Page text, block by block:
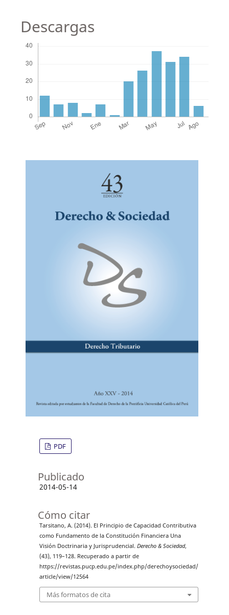
Descargas
PDF
Publicado
2014-05-14
Cómo citar
Tarsitano, A. (2014). El Principio de Capacidad Contributiva
como Fundamento de la Constitución Financiera Una
Visión Doctrinaria y Jurisprudencial. Derecho & Sociedad,
(43), 119–128. Recuperado a partir de
https://revistas.pucp.edu.pe/index.php/derechoysociedad/
article/view/12564
Más formatos de cita